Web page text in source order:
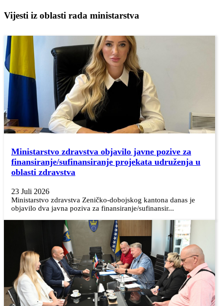
Vijesti iz oblasti rada ministarstva
Ministarstvo zdravstva objavilo javne pozive za
finansiranje/sufinansiranje projekata udruženja u
oblasti zdravstva
23 Juli 2026
Ministarstvo zdravstva Zeničko-dobojskog kantona danas je
objavilo dva javna poziva za finansiranje/sufinansir...